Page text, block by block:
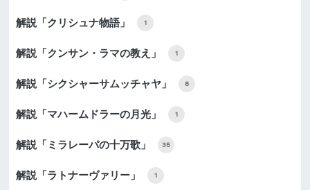
解説「クリシュナ物語」 1
解説「クンサン・ラマの教え」 1
解説「シクシャーサムッチャヤ」 8
解説「マハームドラーの月光」 1
解説「ミラレーパの十万歌」 35
解説「ラトナーヴァリー」 1